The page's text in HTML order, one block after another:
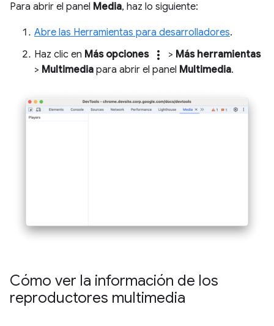
Para abrir el panel Media, haz lo siguiente:
Abre las Herramientas para desarrolladores.
Haz clic en Más opciones more_vert > Más herramientas
> Multimedia para abrir el panel Multimedia.
Cómo ver la información de los
reproductores multimedia